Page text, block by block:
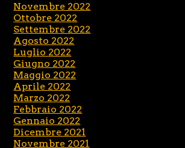
Novembre 2022
Ottobre 2022
Settembre 2022
Agosto 2022
Luglio 2022
Giugno 2022
Maggio 2022
Aprile 2022
Marzo 2022
Febbraio 2022
Gennaio 2022
Dicembre 2021
Novembre 2021